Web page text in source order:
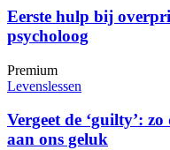
Eerste hulp bij
psycholoog
Premium
Levenslessen
Vergeet de ‘guilty’:
aan ons geluk